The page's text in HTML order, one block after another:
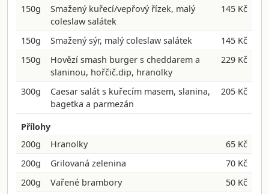
150g
Smažený kuřecí/vepřový řízek, malý
coleslaw salátek
145 Kč
150g Smažený sýr, malý coleslaw salátek
145 Kč
150g
Hovězí smash burger s cheddarem a
slaninou, hořčič.dip, hranolky
229 Kč
300g
Caesar salát s kuřecím masem, slanina,
bagetka a parmezán
205 Kč
Přílohy
200g
Hranolky
65 Kč
200g
Grilovaná zelenina
70 Kč
200g
Vařené brambory
50 Kč